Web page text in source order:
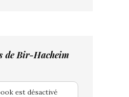
de Bir-Hacheim
est désactivé